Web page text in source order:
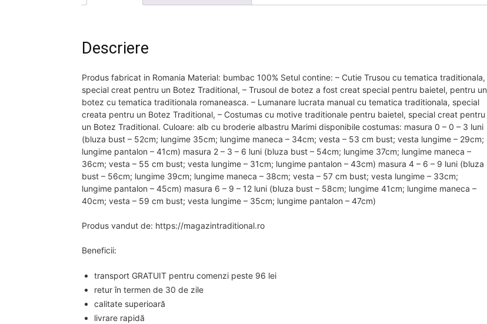
Descriere
Produs fabricat in Romania Material: bumbac 100% Setul contine: – Cutie Trusou cu tematica traditionala,
special creat pentru un Botez Traditional, – Trusoul de botez a fost creat special pentru baietel, pentru un
botez cu tematica traditionala romaneasca. – Lumanare lucrata manual cu tematica traditionala, special
creata pentru un Botez Traditional, – Costumas cu motive traditionale pentru baietel, special creat pentru
un Botez Traditional. Culoare: alb cu broderie albastru Marimi disponibile costumas: masura 0 – 0 – 3 luni
(bluza bust – 52cm; lungime 35cm; lungime maneca – 34cm; vesta – 53 cm bust; vesta lungime – 29cm;
lungime pantalon – 41cm) masura 2 – 3 – 6 luni (bluza bust – 54cm; lungime 37cm; lungime maneca –
36cm; vesta – 55 cm bust; vesta lungime – 31cm; lungime pantalon – 43cm) masura 4 – 6 – 9 luni (bluza
bust – 56cm; lungime 39cm; lungime maneca – 38cm; vesta – 57 cm bust; vesta lungime – 33cm;
lungime pantalon – 45cm) masura 6 – 9 – 12 luni (bluza bust – 58cm; lungime 41cm; lungime maneca –
40cm; vesta – 59 cm bust; vesta lungime – 35cm; lungime pantalon – 47cm)
Produs vandut de: https://magazintraditional.ro
Beneficii:
transport GRATUIT pentru comenzi peste 96 lei
retur în termen de 30 de zile
calitate superioară
livrare rapidă